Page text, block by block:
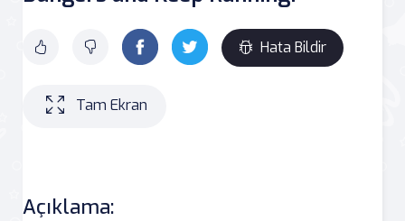
Hata Bildir
Tam Ekran
Açıklama: